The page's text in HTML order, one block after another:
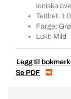
ioniske
Tetthet:
Farge:
Lukt: Mild
Legg til
Se PDF